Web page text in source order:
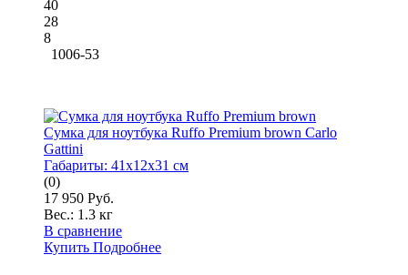
40
28
8
1006-53
Сумка для ноутбука Ruffo Premium brown Carlo
Gattini
Габариты: 41x12x31 см
(0)
17 950 Руб.
Вес.: 1.3 кг
В сравнение
Купить Подробнее